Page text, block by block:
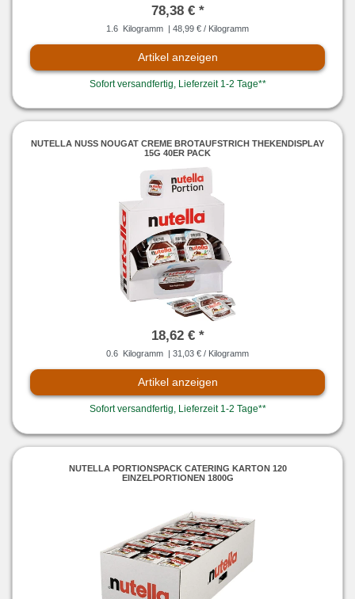
78,38 € *
1.6 Kilogramm | 48,99 € / Kilogramm
Artikel anzeigen
Sofort versandfertig, Lieferzeit 1-2 Tage**
NUTELLA NUSS NOUGAT CREME BROTAUFSTRICH THEKENDISPLAY
15G 40ER PACK
18,62 € *
0.6 Kilogramm | 31,03 € / Kilogramm
Artikel anzeigen
Sofort versandfertig, Lieferzeit 1-2 Tage**
NUTELLA PORTIONSPACK CATERING KARTON 120
EINZELPORTIONEN 1800G